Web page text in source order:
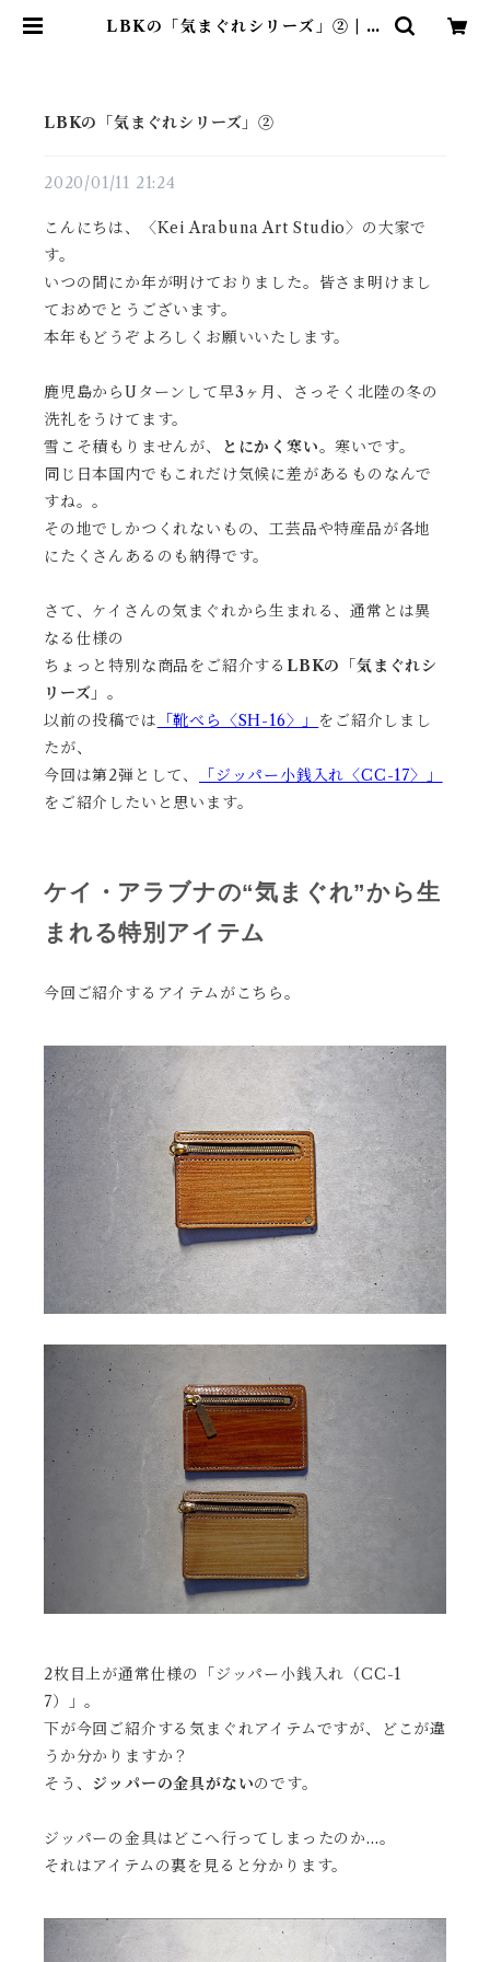
LBKの「気まぐれシリーズ」② | 小
LBKの「気まぐれシリーズ」②
2020/01/11 21:24
こんにちは、〈Kei Arabuna Art Studio〉の大家で
す。
いつの間にか年が明けておりました。皆さま明けまし
ておめでとうございます。
本年もどうぞよろしくお願いいたします。
鹿児島からUターンして早3ヶ月、さっそく北陸の冬の
洗礼をうけてます。
雪こそ積もりませんが、
とにかく寒い。寒いです。
同じ日本国内でもこれだけ気候に差があるものなんで
すね。。
その地でしかつくれないもの、工芸品や特産品が各地
にたくさんあるのも納得です。
さて、ケイさんの気まぐれから生まれる、通常とは異
なる仕様の
ちょっと特別な商品をご紹介する LBKの「気まぐれシ
リーズ」。
以前の投稿では 「靴べら〈SH-16〉」 をご紹介しまし
たが、
今回は第2弾として、
「ジッパー小銭入れ〈CC-17〉」
をご紹介したいと思います。
ケイ・アラブナの“気まぐれ”から生
まれる特別アイテム
今回ご紹介するアイテムがこちら。
2枚目上が通常仕様の「ジッパー小銭入れ（CC-1
7）」。
下が今回ご紹介する気まぐれアイテムですが、どこが違
うか分かりますか？
そう、 ジッパーの金具がないのです。
ジッパーの金具はどこへ行ってしまったのか…。
それはアイテムの裏を見ると分かります。